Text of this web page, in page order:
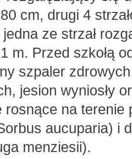
cm, drugi 4
ze strzał
m. Przed szkołą
szpaler
jesion wyniosły
rosnące na terenie
aucuparia) i
menziesii).